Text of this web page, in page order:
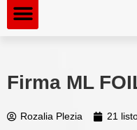
Firma ML
Rozalia Plezia 21